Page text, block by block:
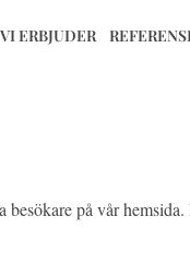
ERBJUDER
på vår hemsida.